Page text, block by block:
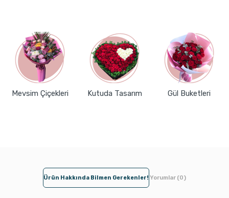
Mevsim Çiçekleri Kutuda Tasarım Gül Buketleri
Ürün Hakkında Bilmen Gerekenler! Yorumlar (0)